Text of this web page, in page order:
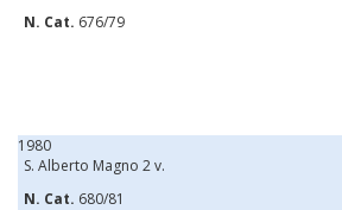
N. Cat. 676/79
1980
S. Alberto Magno 2 v.
N. Cat. 680/81